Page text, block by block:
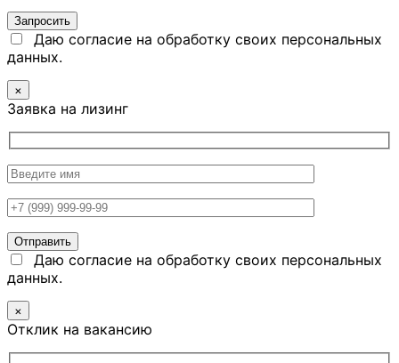
Даю согласие на обработку своих персональных
данных.
×
Заявка на лизинг
Даю согласие на обработку своих персональных
данных.
×
Отклик на вакансию